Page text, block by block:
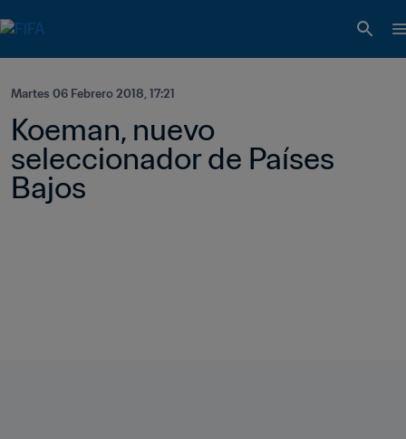
Martes 06 Febrero 2018, 17:21
Koeman, nuevo
seleccionador de Países
Bajos